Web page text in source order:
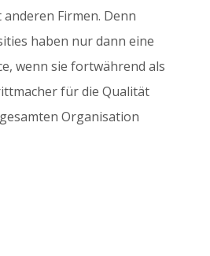
Firmen. Denn
haben nur dann eine
wenn sie fortwährend als
für die Qualität
Organisation